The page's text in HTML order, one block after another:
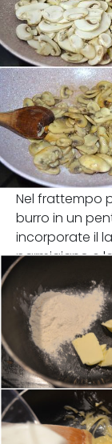
Nel frattempo
burro in un
incorporate il
parmigiano e